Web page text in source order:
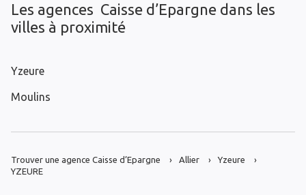
Les agences Caisse d’Epargne dans les
villes à proximité
Yzeure
Moulins
Trouver une agence Caisse d’Epargne Allier
Yzeure
YZEURE